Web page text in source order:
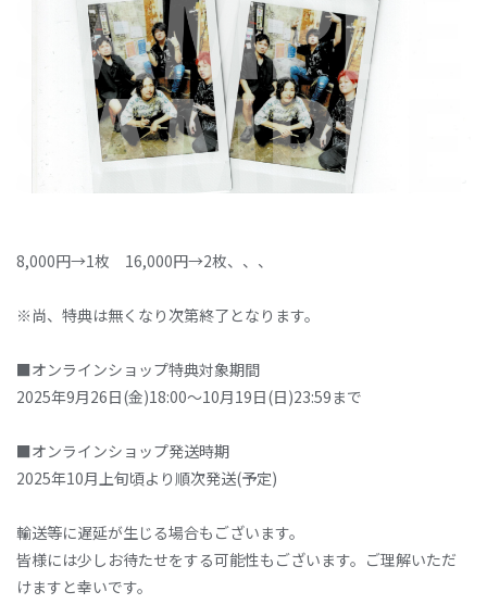
8,000円→1枚 16,000円→2枚、、、
※尚、特典は無くなり次第終了となります。
■オンラインショップ特典対象期間
2025年9月26日(金)18:00〜10月19日(日)23:59まで
■オンラインショップ発送時期
2025年10月上旬頃より順次発送(予定)
輸送等に遅延が生じる場合もございます。
皆様には少しお待たせをする可能性もございます。ご理解いただ
けますと幸いです。